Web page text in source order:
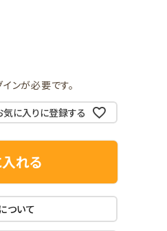
ンが必要です。
気に入りに登録する
れる
ついて